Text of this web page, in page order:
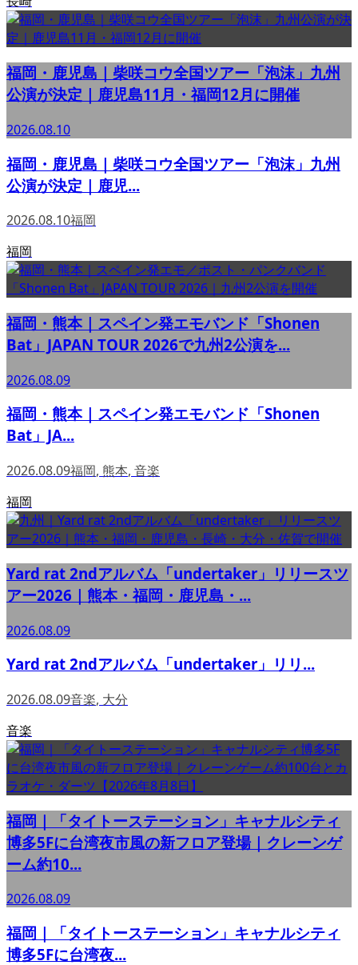
福岡・鹿児島｜柴咲コウ全国ツアー「泡沫」九州
公演が決定｜鹿児島11月・福岡12月に開催
2026.08.10
福岡・鹿児島｜柴咲コウ全国ツアー「泡沫」九州
公演が決定｜鹿児...
2026.08.10福岡
福岡
福岡・熊本｜スペイン発エモバンド「Shonen
Bat」JAPAN TOUR 2026で九州2公演を...
2026.08.09
福岡・熊本｜スペイン発エモバンド「Shonen
Bat」JA...
2026.08.09福岡, 熊本, 音楽
福岡
Yard rat 2ndアルバム「undertaker」リリースツ
アー2026｜熊本・福岡・鹿児島・...
2026.08.09
Yard rat 2ndアルバム「undertaker」リリ...
2026.08.09音楽, 大分
音楽
福岡｜「タイトーステーション」キャナルシティ
博多5Fに台湾夜市風の新フロア登場｜クレーンゲ
ーム約10...
2026.08.09
福岡｜「タイトーステーション」キャナルシティ
博多5Fに台湾夜...